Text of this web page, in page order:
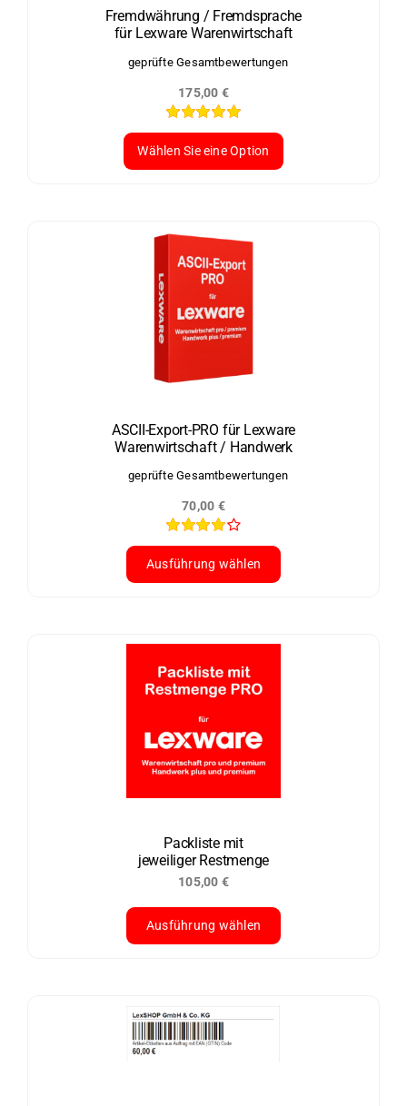
der
Produktseite
gewählt
Fremdwährung / Fremdsprache
für Lexware Warenwirtschaft
Bewertet
mit5.00von
geprüfte Gesamtbewertungen
175,00 €
Wählen Sie eine Option
Varianten
können
der
Produktseite
gewählt
ASCII-Export-PRO für Lexware
Warenwirtschaft / Handwerk
Bewertet
mit4.00
von 5
geprüfte Gesamtbewertungen
70,00 €
Ausführung wählen
weist
mehrere
Varianten
Optionen
Produktseite
werden
Packliste mit
jeweiliger Restmenge
105,00 €
Ausführung wählen
Varianten